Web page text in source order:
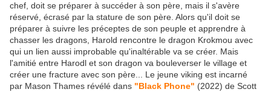
chef, doit se préparer à succéder à son père, mais il s'avère
réservé, écrasé par la stature de son père. Alors qu'il doit se
préparer à suivre les préceptes de son peuple et apprendre à
chasser les dragons, Harold rencontre le dragon Krokmou avec
qui un lien aussi improbable qu'inaltérable va se créer. Mais
l'amitié entre Harodl et son dragon va bouleverser le village et
créer une fracture avec son père... Le jeune viking est incarné
par Mason Thames révélé dans "Black Phone" (2022) de Scott